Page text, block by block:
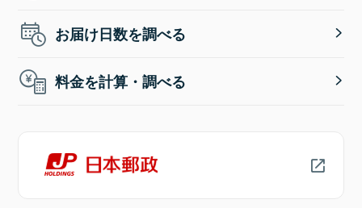
お届け日数を調べる
料金を計算・調べる